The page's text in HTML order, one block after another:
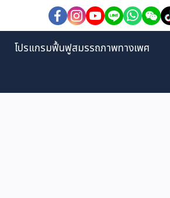
โปรแกรมฟื้นฟูสมรรถภาพทางเพศ